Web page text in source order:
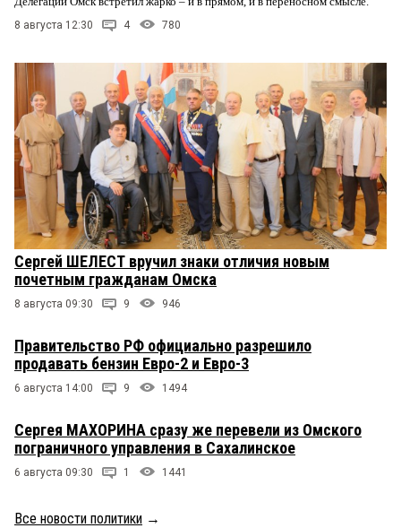
8 августа 12:30 4 780
Сергей ШЕЛЕСТ вручил знаки отличия новым
почетным гражданам Омска
8 августа 09:30 9 946
Правительство РФ официально разрешило
продавать бензин Евро-2 и Евро-3
6 августа 14:00 9 1494
Сергея МАХОРИНА сразу же перевели из Омского
пограничного управления в Сахалинское
6 августа 09:30 1 1441
Все новости политики →